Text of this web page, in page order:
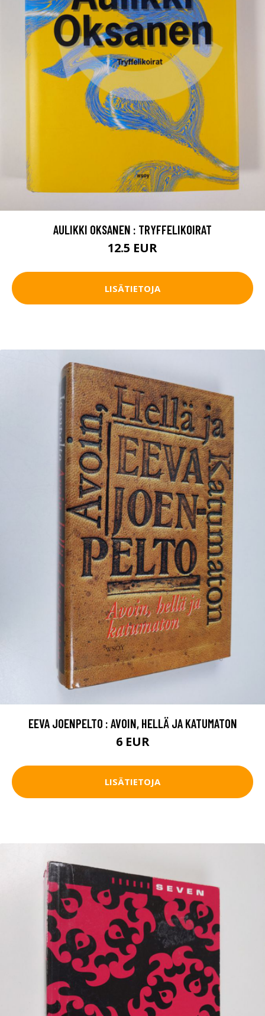
AULIKKI OKSANEN : TRYFFELIKOIRAT
12.5 EUR
LISÄTIETOJA
EEVA JOENPELTO : AVOIN, HELLÄ JA KATUMATON
6 EUR
LISÄTIETOJA